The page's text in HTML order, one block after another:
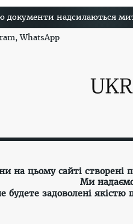
документи надсилаються
WhatsApp
на цьому сайті
Ми
будете задоволені